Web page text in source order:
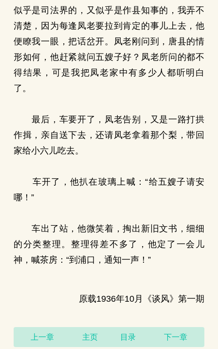
似乎是司法界的，又似乎是作县知事的，我弄不
清楚，因为每逢凤老要拉到肯定的事儿上去，他
便瞭我一眼，把话岔开。凤老刚问到，唐县的情
形如何，他赶紧就问五嫂子好？凤老所问的都不
得结果，可是我把凤老家中有多少人都听明白
了。
最后，车要开了，凤老告别，又是一路打拱
作揖，亲自送下去，还请凤老拿着那个梨，带回
家给小六儿吃去。
车开了，他扒在玻璃上喊：“给五嫂子请安
哪！”
车出了站，他微笑着，掏出新旧文书，细细
的分类整理。整理得差不多了，他定了一会儿
神，喊茶房：“到浦口，通知一声！”
原载1936年10月《谈风》第一期
上一章 主页 目录 下一章